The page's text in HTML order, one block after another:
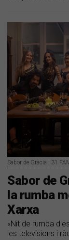
Sabor de Gràcia i 31
Sabor de
la rumba
Xarxa
«Nit de rumba
les televisions i